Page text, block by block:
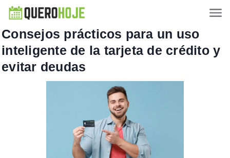
Consejos prácticos para un uso
inteligente de la tarjeta de crédito y
evitar deudas